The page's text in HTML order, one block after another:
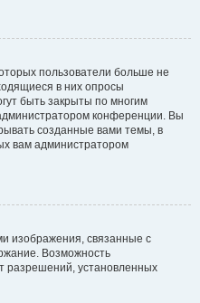
пользователи больше не
в них опросы
быть закрыты по многим
конференции. Вы
созданные вами темы, в
вам администратором
изображения, связанные с
Возможность
разрешений, установленных